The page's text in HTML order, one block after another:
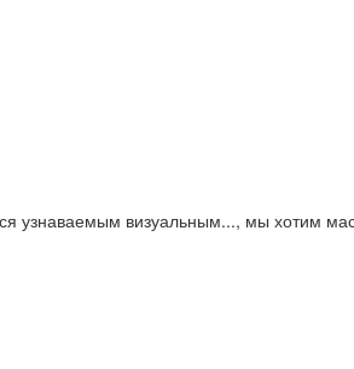
узнаваемым визуальным..., мы хотим